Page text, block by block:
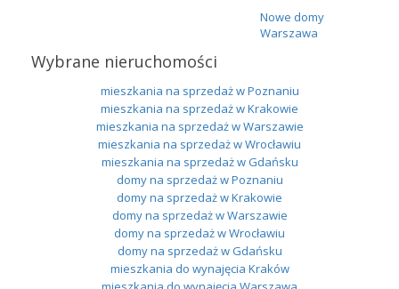
Nowe domy
Warszawa
Wybrane nieruchomości
mieszkania na sprzedaż w Poznaniu
mieszkania na sprzedaż w Krakowie
mieszkania na sprzedaż w Warszawie
mieszkania na sprzedaż w Wrocławiu
mieszkania na sprzedaż w Gdańsku
domy na sprzedaż w Poznaniu
domy na sprzedaż w Krakowie
domy na sprzedaż w Warszawie
domy na sprzedaż w Wrocławiu
domy na sprzedaż w Gdańsku
mieszkania do wynajęcia Kraków